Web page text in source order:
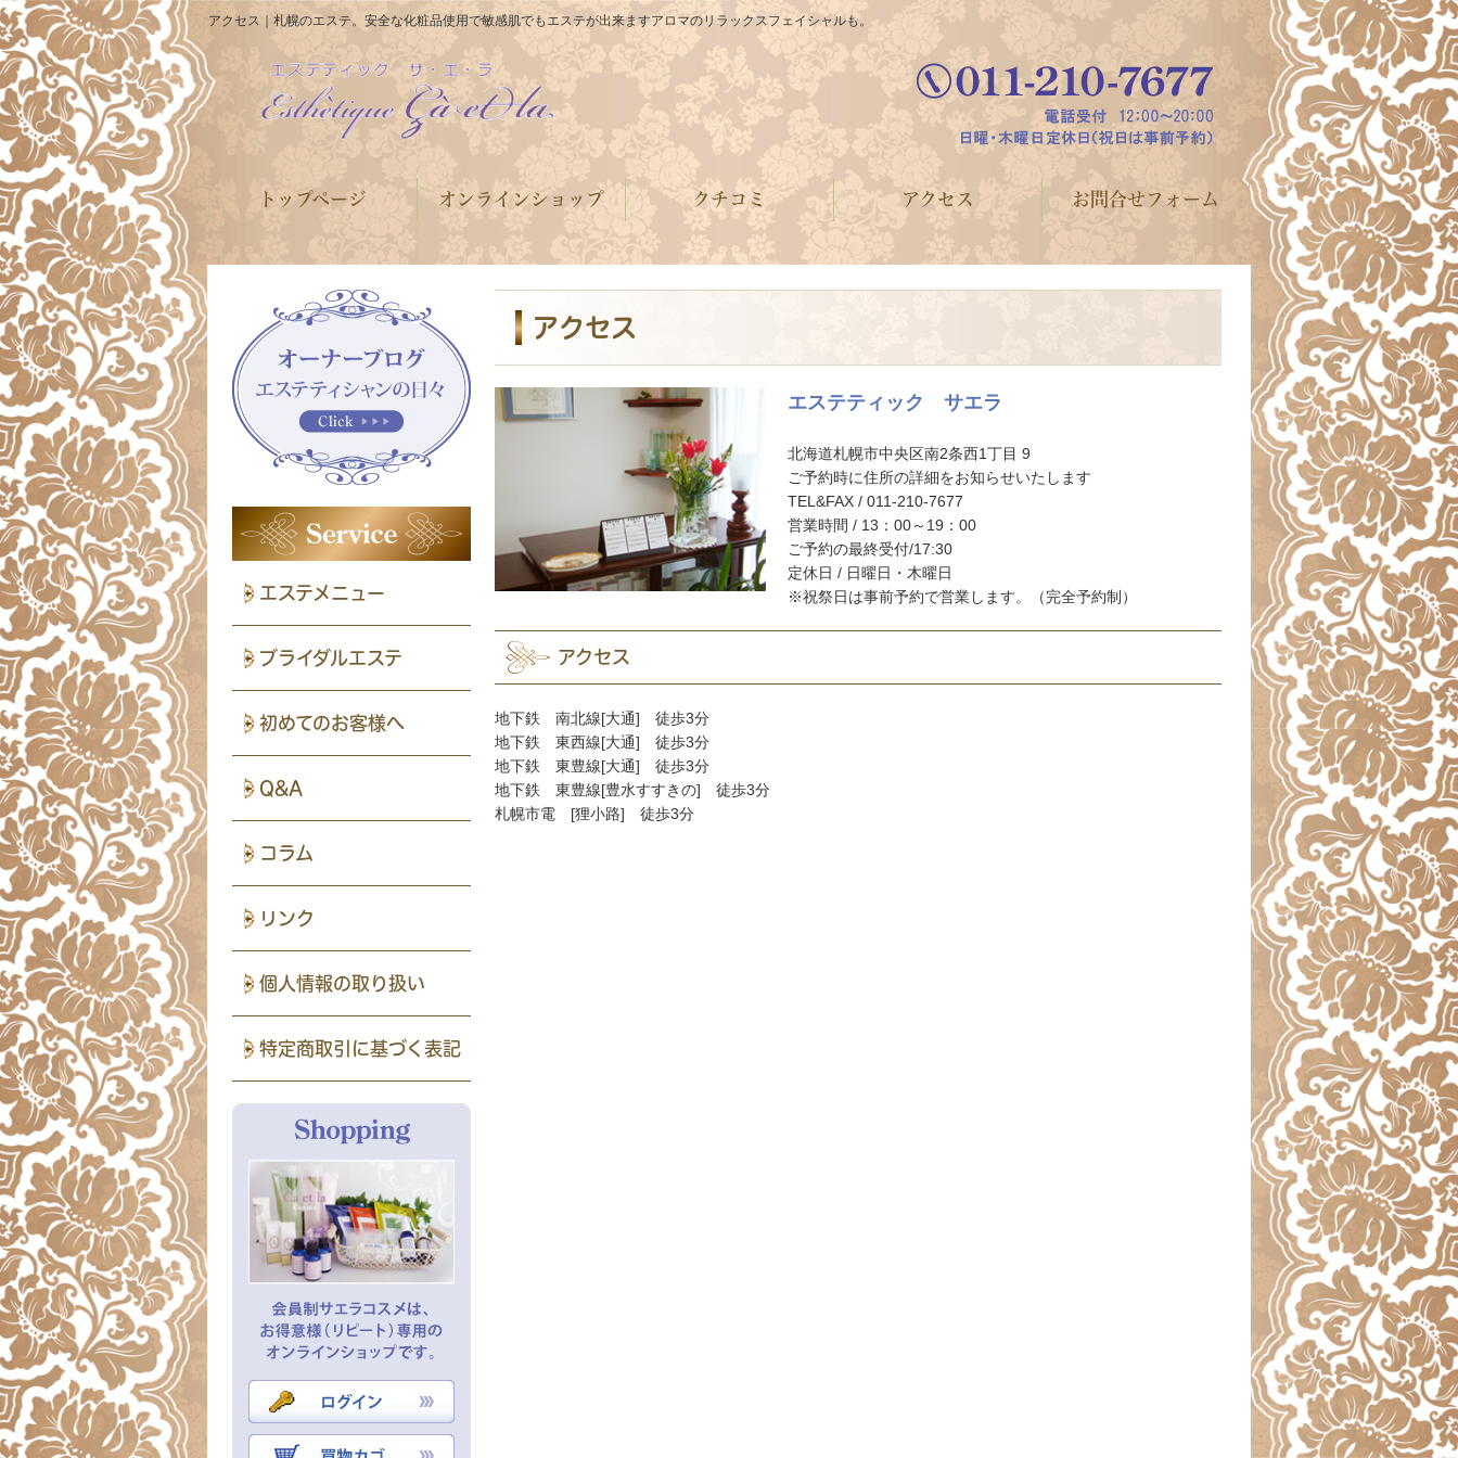
アクセス｜札幌のエステ。安全な化粧品使用で敏感肌でもエステが出来ますアロマのリラックスフェイシャルも。
トップページ オンラインショップ クチコミ アクセス お問合せフォーム
エステメニュー
ブライダルエステ
初めてのお客様へ
Q&A
コラム
リンク
個人情報の取り扱い
特定商取引に基づく表記
アクセス
エステティック サエラ
北海道札幌市中央区南2条西1丁目 9
ご予約時に住所の詳細をお知らせいたします
TEL&FAX / 011-210-7677
営業時間 / 13：00～19：00
ご予約の最終受付/17:30
定休日 / 日曜日・木曜日
※祝祭日は事前予約で営業します。（完全予約制）
アクセス
地下鉄 南北線[大通] 徒歩3分
地下鉄 東西線[大通] 徒歩3分
地下鉄 東豊線[大通] 徒歩3分
地下鉄 東豊線[豊水すすきの] 徒歩3分
札幌市電 [狸小路] 徒歩3分